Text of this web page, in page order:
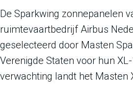
De Sparkwing zonnepanelen
ruimtevaartbedrijf Airbus
geselecteerd door Masten
Verenigde Staten voor hun
verwachting landt het Masten